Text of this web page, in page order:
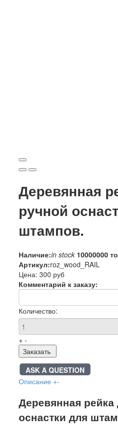
Деревянная
ручной
штампов.
Наличие:in stock 10000000
Артикул:roz_wood_RAIL
Цена: 300 руб
Комментарий к заказу:
Количество:
+ -
Заказать
ASK A QUESTION
Описание +-
Деревянная
оснастки для